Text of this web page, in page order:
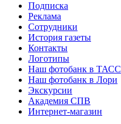
Подписка
Реклама
Сотрудники
История газеты
Контакты
Логотипы
Наш фотобанк в ТАСС
Наш фотобанк в Лори
Экскурсии
Академия СПВ
Интернет-магазин